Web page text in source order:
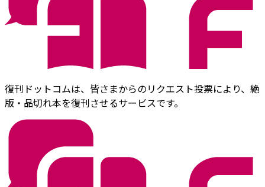
復刊ドットコムは、皆さまからのリクエスト投票により、絶
版・品切れ本を復刊させるサービスです。